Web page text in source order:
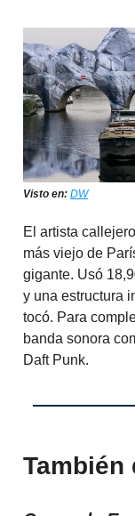
Visto en: DW
El artista
más viejo de
gigante. Usó
y una estructura
tocó. Para
banda sonora
Daft Punk.
También